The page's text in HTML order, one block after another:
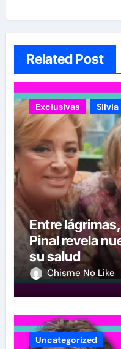
Related Post
Exclusivas Silvia
Entre
Pinal revela
su salud
Chisme No Like
Uncategorized